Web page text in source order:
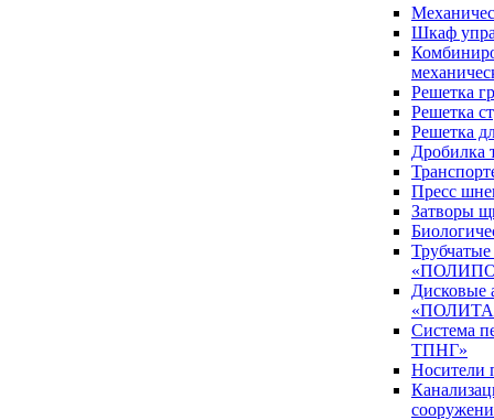
Шкаф
Решетка
Решетка
Решетка
Дробилка
Пресс
Затворы
Дисковые
Система
ТПНГ»
Носители